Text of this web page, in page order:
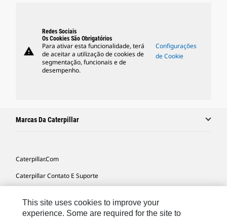
warning
Redes Sociais
Os Cookies São Obrigatórios
Para ativar esta funcionalidade, terá
de aceitar a utilização de cookies de
segmentação, funcionais e de
desempenho.
Configurações
de Cookie
Marcas Da Caterpillar
Caterpillar.com
Caterpillar Contato E Suporte
Mapa Do Local
This site uses cookies to improve your
experience. Some are required for the site to